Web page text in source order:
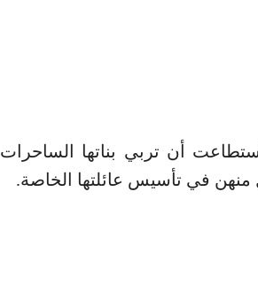
أن تربي بناتها الساحرات
في تأسيس عائلتها الخاصة.